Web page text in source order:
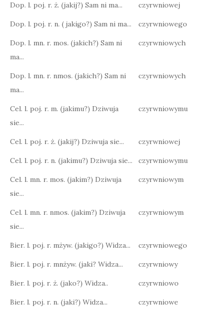
Dop. l. poj. r. ż. (jakij?) Sam ni ma... czyrwniowej
Dop. l. poj. r. n. ( jakigo?) Sam ni ma... czyrwniowego
Dop. l. mn. r. mos. (jakich?) Sam ni
ma...
czyrwniowych
Dop. l. mn. r. nmos. (jakich?) Sam ni
ma...
czyrwniowych
Cel. l. poj. r. m. (jakimu?) Dziwuja
sie...
czyrwniowymu
Cel. l. poj. r. ż. (jakij?) Dziwuja sie... czyrwniowej
Cel. l. poj. r. n. (jakimu?) Dziwuja sie... czyrwniowymu
Cel. l. mn. r. mos. (jakim?) Dziwuja
sie...
czyrwniowym
Cel. l. mn. r. nmos. (jakim?) Dziwuja
sie...
czyrwniowym
Bier. l. poj. r. mżyw. (jakigo?) Widza... czyrwniowego
Bier. l. poj. r. mnżyw. (jaki? Widza... czyrwniowy
Bier. l. poj. r. ż. (jako?) Widza.. czyrwniowo
Bier. l. poj. r. n. (jaki?) Widza... czyrwniowe